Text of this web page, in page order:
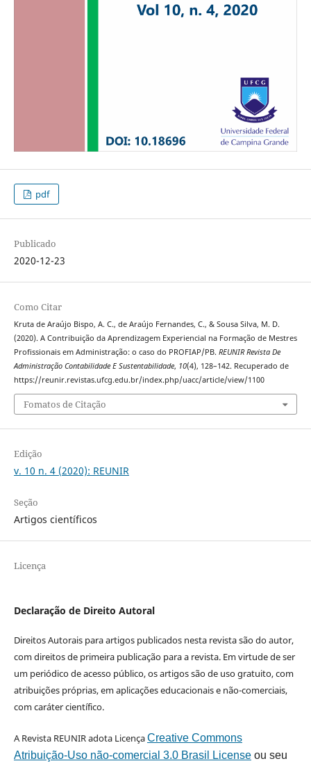
pdf
Publicado
2020-12-23
Como Citar
Kruta de Araújo Bispo, A. C., de Araújo Fernandes, C., & Sousa Silva, M. D.
(2020). A Contribuição da Aprendizagem Experiencial na Formação de Mestres
Profissionais em Administração: o caso do PROFIAP/PB. REUNIR Revista De
Administração Contabilidade E Sustentabilidade, 10(4), 128–142. Recuperado de
https://reunir.revistas.ufcg.edu.br/index.php/uacc/article/view/1100
Fomatos de Citação
Edição
v. 10 n. 4 (2020): REUNIR
Seção
Artigos científicos
Licença
Declaração de Direito Autoral
Direitos Autorais para artigos publicados nesta revista são do autor,
com direitos de primeira publicação para a revista. Em virtude de ser
um periódico de acesso público, os artigos são de uso gratuito, com
atribuições próprias, em aplicações educacionais e não-comerciais,
com caráter científico.
A Revista REUNIR adota LicençaCreative Commons
Atribuição-Uso não-comercial 3.0 Brasil Licenseou seu